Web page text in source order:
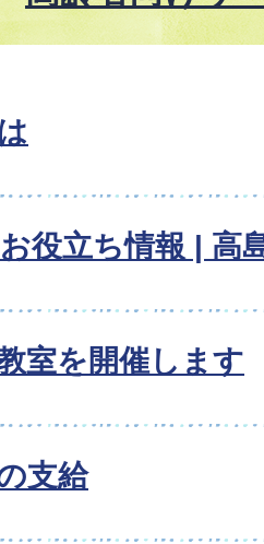
役立ち情報 | 高
室を開催します
支給